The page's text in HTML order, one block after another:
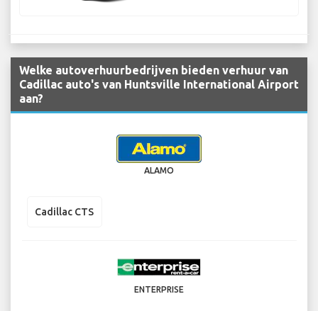
Welke autoverhuurbedrijven bieden verhuur van
Cadillac auto's van Huntsville International Airport
aan?
ALAMO
Cadillac CTS
ENTERPRISE